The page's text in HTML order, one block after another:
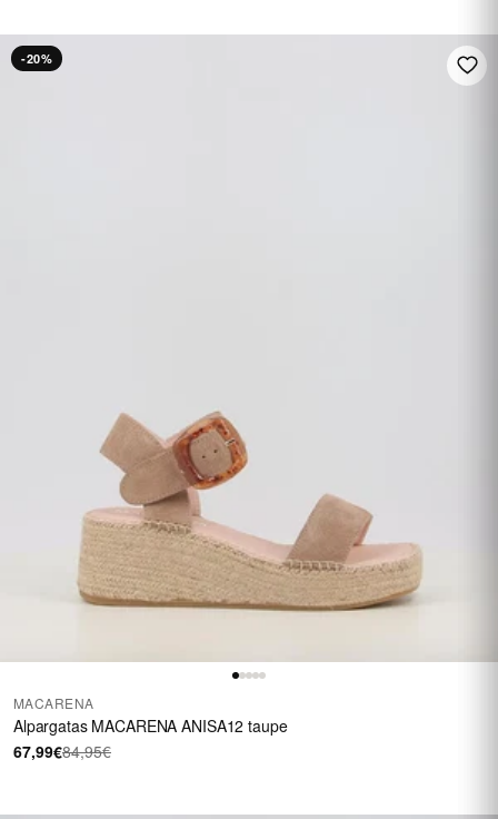
-20%
MACARENA
Alpargatas MACARENA ANISA12 taupe
67,99€84,95€